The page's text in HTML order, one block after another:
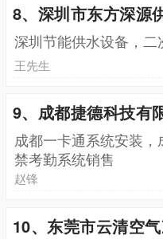
8、深圳市东方深源
深圳节能供水设备，
王先生
9、成都捷德科技有
成都一卡通系统安装
禁考勤系统销售
赵锋
10、东莞市云清空